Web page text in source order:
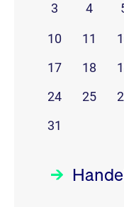
3
4
10 11
17
18
24
25
31